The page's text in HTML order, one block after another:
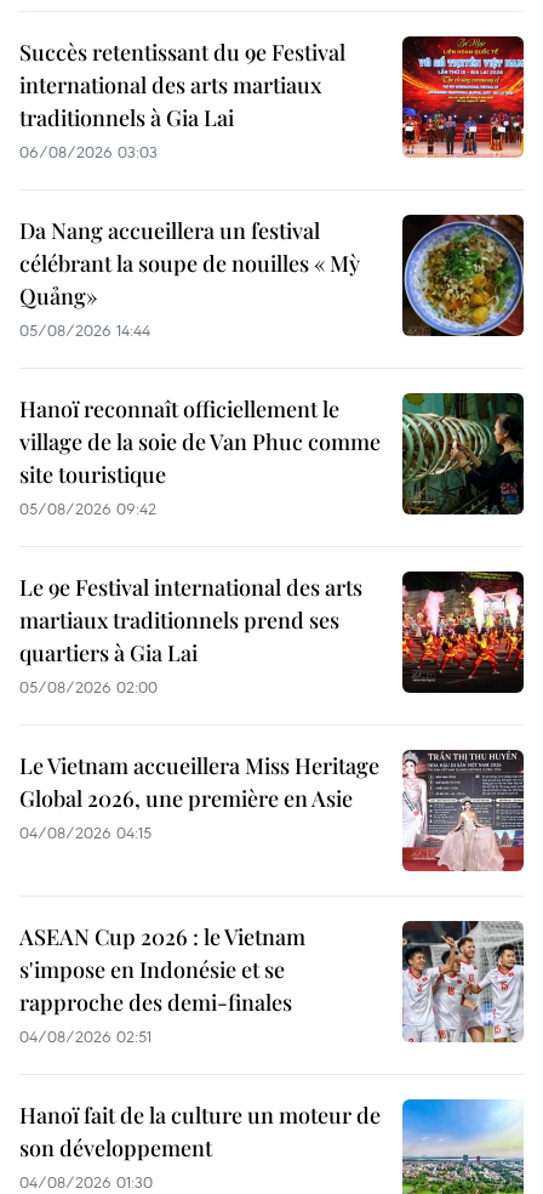
Succès retentissant du 9e Festival
international des arts martiaux
traditionnels à Gia Lai
06/08/2026 03:03
Da Nang accueillera un festival
célébrant la soupe de nouilles « Mỳ
Quảng»
05/08/2026 14:44
Hanoï reconnaît officiellement le
village de la soie de Van Phuc comme
site touristique
05/08/2026 09:42
Le 9e Festival international des arts
martiaux traditionnels prend ses
quartiers à Gia Lai
05/08/2026 02:00
Le Vietnam accueillera Miss Heritage
Global 2026, une première en Asie
04/08/2026 04:15
ASEAN Cup 2026 : le Vietnam
s'impose en Indonésie et se
rapproche des demi-finales
04/08/2026 02:51
Hanoï fait de la culture un moteur de
son développement
04/08/2026 01:30